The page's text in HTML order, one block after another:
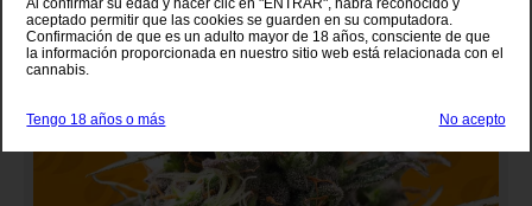
aceptado permitir que las cookies se guarden en su computadora.
Confirmación de que es un adulto mayor de 18 años, consciente de que
la información proporcionada en nuestro sitio web está relacionada con el
cannabis.
Tengo 18 años o más No acepto